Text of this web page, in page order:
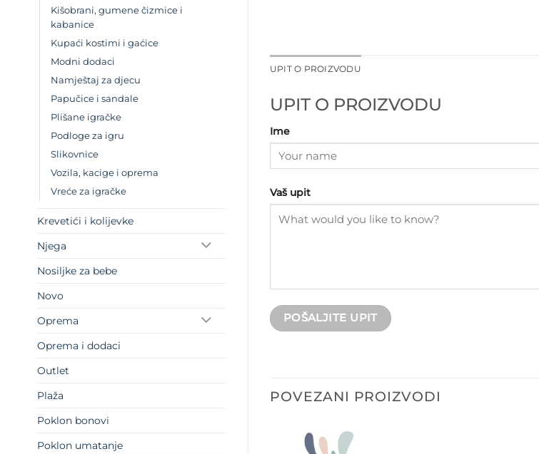
Kišobrani, gumene čizmice i
kabanice
Kupaći kostimi i gaćice
Modni dodaci
Namještaj za djecu
Papučice i sandale
Plišane igračke
Podloge za igru
Slikovnice
Vozila, kacige i oprema
Vreće za igračke
Krevetići i kolijevke
Njega
Nosiljke za bebe
Novo
Oprema
Oprema i dodaci
Outlet
Plaža
Poklon bonovi
Poklon umatanje
UPIT O PROIZVODU
UPIT O PROIZVODU
Ime
Vaš upit
POVEZANI PROIZVODI